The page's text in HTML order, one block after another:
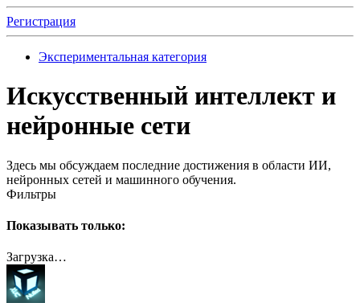
Регистрация
Экспериментальная категория
Искусственный интеллект и
нейронные сети
Здесь мы обсуждаем последние достижения в области ИИ,
нейронных сетей и машинного обучения.
Фильтры
Показывать только:
Загрузка…